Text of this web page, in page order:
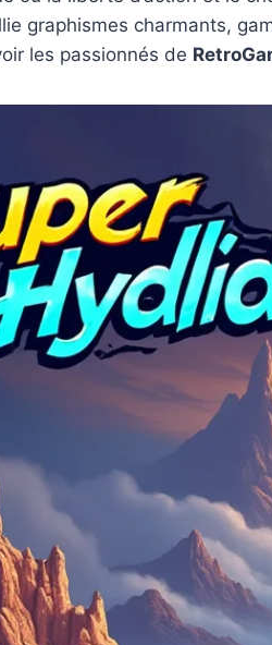
graphismes charmants,
les passionnés de